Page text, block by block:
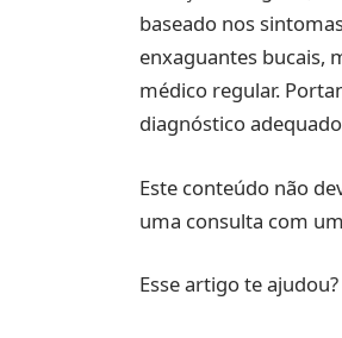
baseado nos
enxaguantes bucais,
médico regular.
diagnóstico
Este conteúdo não
uma consulta com
Esse artigo te